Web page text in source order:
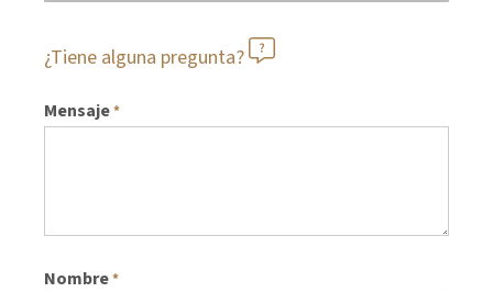
¿Tiene alguna pregunta?
Mensaje*
Nombre*